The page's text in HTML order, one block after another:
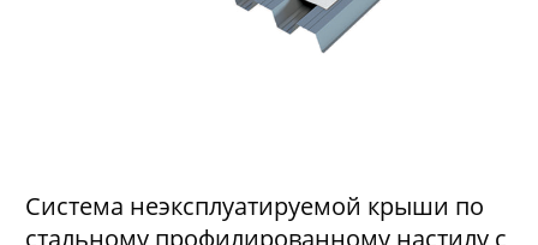
Система неэксплуатируемой крыши по